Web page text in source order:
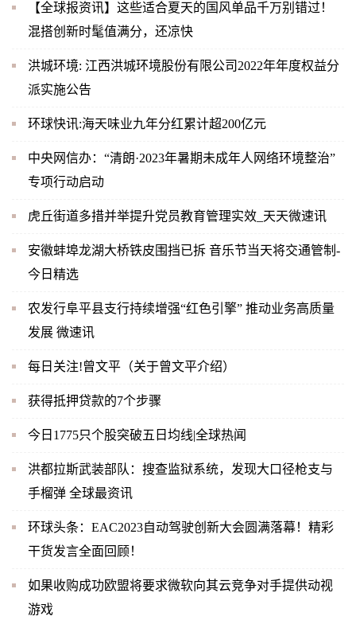
【全球报资讯】这些适合夏天的国风单品千万别错过！
混搭创新时髦值满分，还凉快
洪城环境: 江西洪城环境股份有限公司2022年年度权益分
派实施公告
环球快讯:海天味业九年分红累计超200亿元
中央网信办：“清朗·2023年暑期未成年人网络环境整治”
专项行动启动
虎丘街道多措并举提升党员教育管理实效_天天微速讯
安徽蚌埠龙湖大桥铁皮围挡已拆 音乐节当天将交通管制-
今日精选
农发行阜平县支行持续增强“红色引擎” 推动业务高质量
发展 微速讯
每日关注!曾文平（关于曾文平介绍）
获得抵押贷款的7个步骤
今日1775只个股突破五日均线|全球热闻
洪都拉斯武装部队：搜查监狱系统，发现大口径枪支与
手榴弹 全球最资讯
环球头条：EAC2023自动驾驶创新大会圆满落幕！精彩
干货发言全面回顾！
如果收购成功欧盟将要求微软向其云竞争对手提供动视
游戏